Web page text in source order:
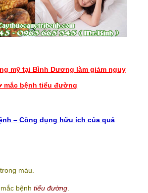
mỹ tại Bình Dương làm giảm nguy
mắc bệnh tiểu đường
– Công dụng hữu ích của quả
máu.
bệnh tiểu đường.